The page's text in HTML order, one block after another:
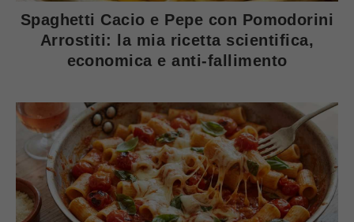
Spaghetti Cacio e Pepe con Pomodorini
Arrostiti: la mia ricetta scientifica,
economica e anti-fallimento